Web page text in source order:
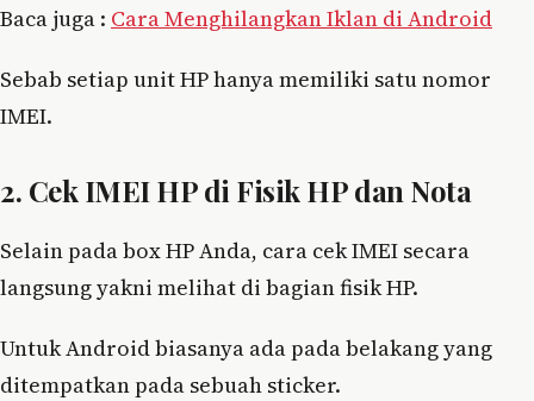
Baca juga : Cara Menghilangkan Iklan di Android
Sebab setiap unit HP hanya memiliki satu nomor
IMEI.
2. Cek IMEI HP di Fisik HP dan Nota
Selain pada box HP Anda, cara cek IMEI secara
langsung yakni melihat di bagian fisik HP.
Untuk Android biasanya ada pada belakang yang
ditempatkan pada sebuah sticker.